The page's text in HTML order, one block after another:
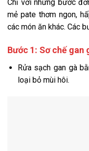
Chỉ với những bước
mẻ pate thơm ngon,
các món ăn khác. Các
Bước 1: Sơ chế gan
Rửa sạch gan gà
loại bỏ mùi hôi.